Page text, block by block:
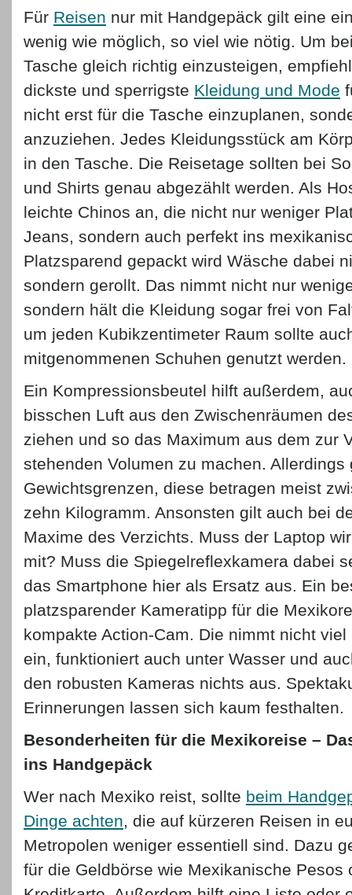
Für Reisen nur mit Handgepäck gilt eine
wenig wie möglich, so viel wie nötig. Um
Tasche gleich richtig einzusteigen,
dickste und sperrigste Kleidung und Mode
nicht erst für die Tasche einzuplanen,
anzuziehen. Jedes Kleidungsstück am
in den Tasche. Die Reisetage sollten bei
und Shirts genau abgezählt werden. Als
leichte Chinos an, die nicht nur weniger
Jeans, sondern auch perfekt ins
Platzsparend gepackt wird Wäsche dabei
sondern gerollt. Das nimmt nicht nur
sondern hält die Kleidung sogar frei von
um jeden Kubikzentimeter Raum sollte
mitgenommenen Schuhen genutzt werden.
Ein Kompressionsbeutel hilft außerdem,
bisschen Luft aus den Zwischenräumen
ziehen und so das Maximum aus dem zur
stehenden Volumen zu machen. Allerdings
Gewichtsgrenzen, diese betragen meist
zehn Kilogramm. Ansonsten gilt auch bei
Maxime des Verzichts. Muss der Laptop
mit? Muss die Spiegelreflexkamera dabei
das Smartphone hier als Ersatz aus. Ein
platzsparender Kameratipp für die
kompakte Action-Cam. Die nimmt nicht
ein, funktioniert auch unter Wasser und
den robusten Kameras nichts aus.
Erinnerungen lassen sich kaum festhalten.
Besonderheiten für die Mexikoreise –
ins Handgepäck
Wer nach Mexiko reist, sollte beim
Dinge achten, die auf kürzeren Reisen in
Metropolen weniger essentiell sind. Dazu
für die Geldbörse wie Mexikanische Pesos